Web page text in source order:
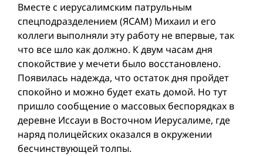
Вместе с иерусалимским патрульным
спецподразделением (ЯСАМ) Михаил и его
коллеги выполняли эту работу не впервые, так
что все шло как должно. К двум часам дня
спокойствие у мечети было восстановлено.
Появилась надежда, что остаток дня пройдет
спокойно и можно будет ехать домой. Но тут
пришло сообщение о массовых беспорядках в
деревне Иссауи в Восточном Иерусалиме, где
наряд полицейских оказался в окружении
бесчинствующей толпы.